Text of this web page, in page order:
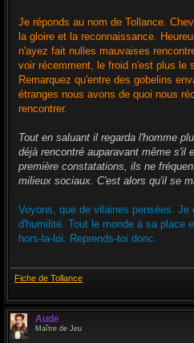
Je réponds au nom de Tollance.
la gloire et la reconnaissance.
n'ayez fait nulles mauvaises
voir récemment, le froid n'est plus le
Remarquez qu'entre des gobelins
étranges nous avons de quoi nous
rencontrer.
Tout en saluant il regarda l'homme
déjà rencontré auparavant même s'il
première constatations, ils ne
milieux sociaux. C'est alors qu'il se
Voyons, que de vilaines pensées. Je
d'humilité. Tout le monde à sa place
hors-la-loi. Reprends-toi donc.
Fiche de Tollance
Aude
Maître de Jeu